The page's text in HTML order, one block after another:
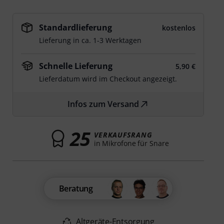
Standardlieferung
kostenlos
Lieferung in ca. 1-3 Werktagen
Schnelle Lieferung
5,90 €
Lieferdatum wird im Checkout angezeigt.
Infos zum Versand
25 VERKAUFSRANG
in Mikrofone für Snare
Beratung
Altgeräte-Entsorgung